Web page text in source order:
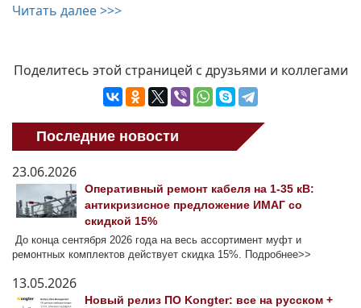
Читать далее >>>
Поделитесь этой страницей с друзьями и коллегами
Последние новости
23.06.2026
Оперативный ремонт кабеля на 1-35 кВ:
антикризисное предложение ИМАГ со
скидкой 15%
До конца сентября 2026 года на весь ассортимент муфт и
ремонтных комплектов действует скидка 15%. Подробнее>>
13.05.2026
Новый релиз ПО Kongter: все на русском +